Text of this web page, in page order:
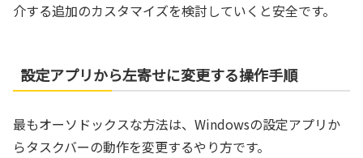
介する追加のカスタマイズを検討していくと安全です。
設定アプリから左寄せに変更する操作手順
最もオーソドックスな方法は、Windowsの設定アプリか
らタスクバーの動作を変更するやり方です。